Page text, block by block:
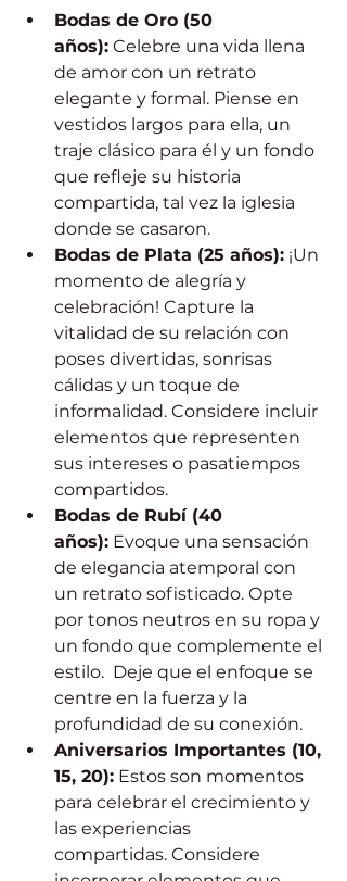
Bodas de Oro (50
años): Celebre una vida llena
de amor con un retrato
elegante y formal. Piense en
vestidos largos para ella, un
traje clásico para él y un fondo
que refleje su historia
compartida, tal vez la iglesia
donde se casaron.
Bodas de Plata (25 años): ¡Un
momento de alegría y
celebración! Capture la
vitalidad de su relación con
poses divertidas, sonrisas
cálidas y un toque de
informalidad. Considere incluir
elementos que representen
sus intereses o pasatiempos
compartidos.
Bodas de Rubí (40
años): Evoque una sensación
de elegancia atemporal con
un retrato sofisticado. Opte
por tonos neutros en su ropa y
un fondo que complemente el
estilo.  Deje que el enfoque se
centre en la fuerza y la
profundidad de su conexión.
Aniversarios Importantes (10,
15, 20): Estos son momentos
para celebrar el crecimiento y
las experiencias
compartidas. Considere